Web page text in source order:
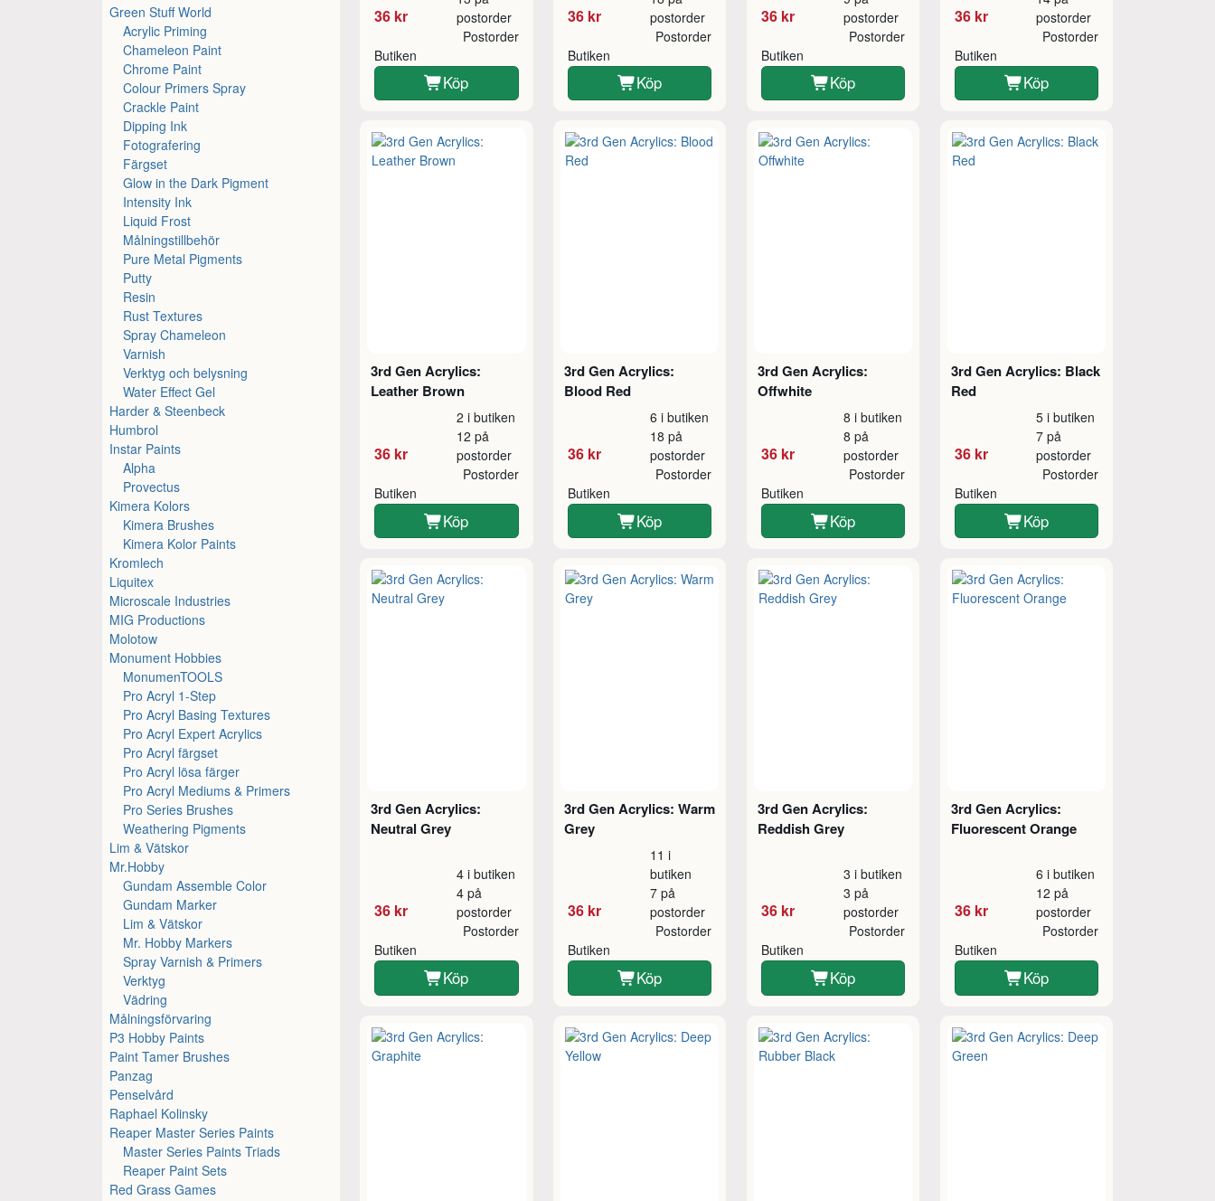
Green Stuff World
Acrylic Priming
Chameleon Paint
Chrome Paint
Colour Primers Spray
Crackle Paint
Dipping Ink
Fotografering
Färgset
Glow in the Dark Pigment
Intensity Ink
Liquid Frost
Målningstillbehör
Pure Metal Pigments
Putty
Resin
Rust Textures
Spray Chameleon
Varnish
Verktyg och belysning
Water Effect Gel
Harder & Steenbeck
Humbrol
Instar Paints
Alpha
Provectus
Kimera Kolors
Kimera Brushes
Kimera Kolor Paints
Kromlech
Liquitex
Microscale Industries
MIG Productions
Molotow
Monument Hobbies
MonumenTOOLS
Pro Acryl 1-Step
Pro Acryl Basing Textures
Pro Acryl Expert Acrylics
Pro Acryl färgset
Pro Acryl lösa färger
Pro Acryl Mediums & Primers
Pro Series Brushes
Weathering Pigments
Lim & Vätskor
Mr.Hobby
Gundam Assemble Color
Gundam Marker
Lim & Vätskor
Mr. Hobby Markers
Spray Varnish & Primers
Verktyg
Vädring
Målningsförvaring
P3 Hobby Paints
Paint Tamer Brushes
Panzag
Penselvård
Raphael Kolinsky
Reaper Master Series Paints
Master Series Paints Triads
Reaper Paint Sets
Red Grass Games
36 kr
postorder
Butiken
Postorder
Köp
36 kr
postorder
Butiken
Postorder
Köp
36 kr
postorder
Butiken
Postorder
Köp
36 kr
postorder
Butiken
Postorder
Köp
3rd Gen Acrylics:
Leather Brown
36 kr
2 i butiken
12 på
postorder
Butiken
Postorder
Köp
3rd Gen Acrylics:
Blood Red
36 kr
6 i butiken
18 på
postorder
Butiken
Postorder
Köp
3rd Gen Acrylics:
Offwhite
36 kr
8 i butiken
8 på
postorder
Butiken
Postorder
Köp
3rd Gen Acrylics: Black
Red
36 kr
5 i butiken
7 på
postorder
Butiken
Postorder
Köp
3rd Gen Acrylics:
Neutral Grey
36 kr
4 i butiken
4 på
postorder
Butiken
Postorder
Köp
3rd Gen Acrylics: Warm
Grey
36 kr
11 i
butiken
7 på
postorder
Butiken
Postorder
Köp
3rd Gen Acrylics:
Reddish Grey
36 kr
3 i butiken
3 på
postorder
Butiken
Postorder
Köp
3rd Gen Acrylics:
Fluorescent Orange
36 kr
6 i butiken
12 på
postorder
Butiken
Postorder
Köp